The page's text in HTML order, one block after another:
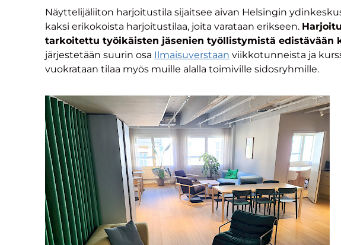
Näyttelijäliiton harjoitustila sijaitsee aivan Helsingin
kaksi erikokoista harjoitustilaa, joita varataan erikseen.
tarkoitettu työikäisten jäsenien työllistymistä edistävään
järjestetään suurin osa Ilmaisuverstaan viikkotunneista ja
vuokrataan tilaa myös muille alalla toimiville sidosryhmille.